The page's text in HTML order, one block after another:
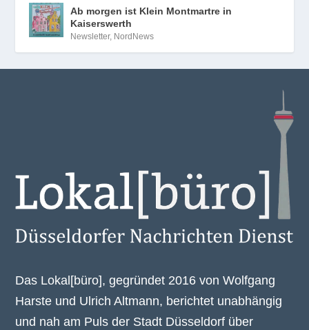
Ab morgen ist Klein Montmartre in
Kaiserswerth
Newsletter, NordNews
Das Lokal[büro], gegründet 2016 von Wolfgang
Harste und Ulrich Altmann, berichtet unabhängig
und nah am Puls der Stadt Düsseldorf über